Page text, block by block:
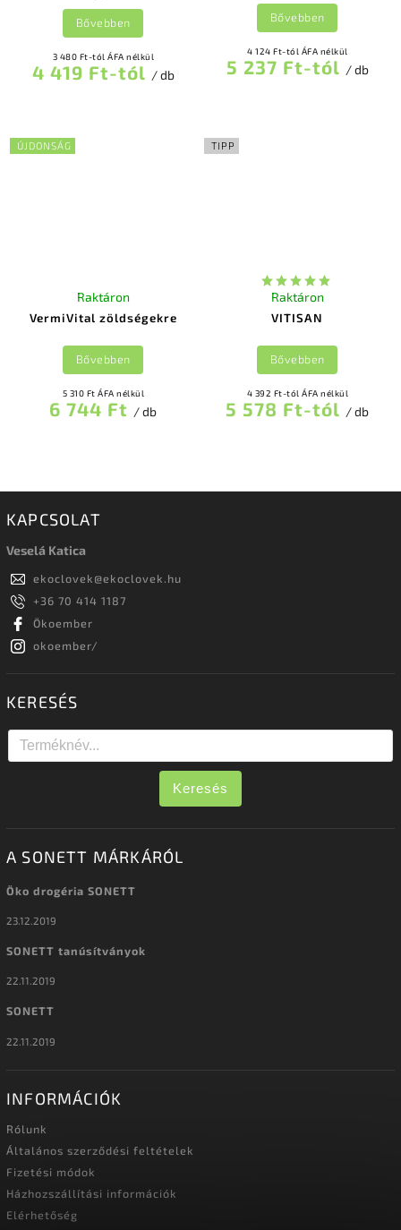
3 480 Ft-tól ÁFA nélkül
4 419 Ft-tól / db
Bővebben
4 124 Ft-tól ÁFA nélkül
5 237 Ft-tól / db
Bővebben
ÚJDONSÁG
VermiVital zöldségekre
Raktáron
5 310 Ft ÁFA nélkül
6 744 Ft / db
Bővebben
TIPP
VITISAN
Raktáron
4 392 Ft-tól ÁFA nélkül
5 578 Ft-tól / db
Bővebben
KAPCSOLAT
Veselá Katica
ekoclovek@ekoclovek.hu
+36 70 414 1187
Ökoember
okoember/
KERESÉS
Keresés
A SONETT MÁRKÁRÓL
Öko drogéria SONETT
23.12.2019
SONETT tanúsítványok
22.11.2019
SONETT
22.11.2019
INFORMÁCIÓK
Rólunk
Általános szerződési feltételek
Fizetési módok
Házhozszállítási információk
Elérhetőség